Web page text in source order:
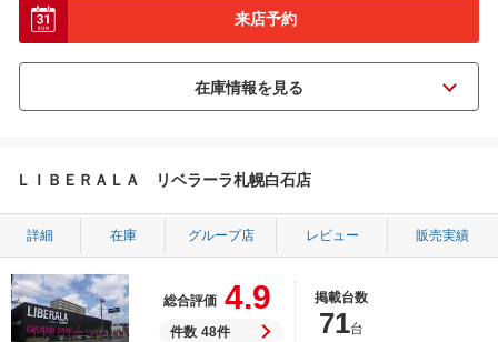
来店予約
ＬＩＢＥＲＡＬＡ リベラーラ札幌白石店
詳細 在庫 グループ店 レビュー 販売実績
総合評価 4.9
件数 48件
掲載台数
71台